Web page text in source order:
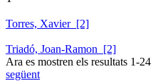
Torres, Xavier [2]
Triadó, Joan-Ramon [2]
Ara es mostren els resultats 1-24
següent